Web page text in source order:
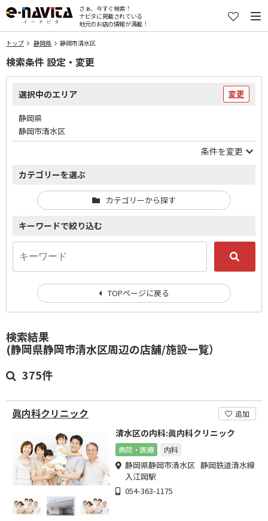
さぁ、今すぐ検索！
ナビタに掲載されている
地元のお店の情報が満載！
トップ 静岡県 静岡市清水区
検索結果
(静岡県静岡市清水区周辺の店舗/施設一覧）
375件
眞内科クリニック 追加
清水区の内科:眞内科クリニック
病院・医療 内科
静岡県静岡市清水区 静岡鉄道清水線
入江岡駅
054-363-1175
検索条件 設定・変更
選択中のエリア 変更
静岡県
静岡市清水区
条件を変更
カテゴリーを選ぶ
カテゴリーから探す
キーワードで絞り込む
TOPページに戻る